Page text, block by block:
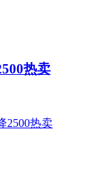
热卖